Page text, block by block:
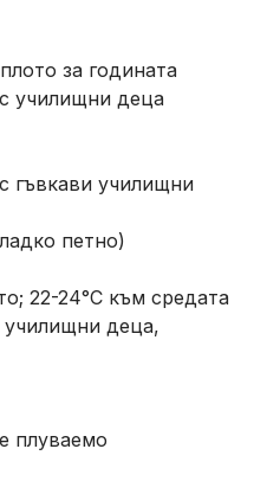
за годината
училищни деца
гъвкави училищни
петно)
22-24°C към средата
деца,
плуваемо